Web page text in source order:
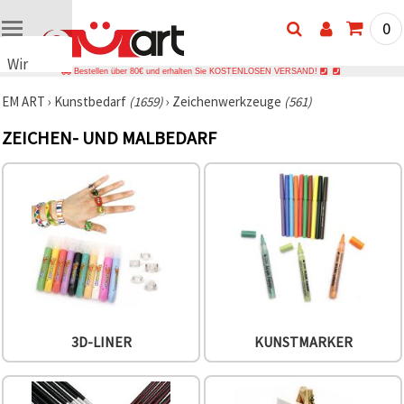
Wir
Cookies
verwenden
Technologien,
um das
ordnungsgemäße
Funktionieren
der Website
sicherzustellen,
Nutzungserlebnis
Ihrer
Einwilligung,
0
Bestellen über 80€ und erhalten Sie KOSTENLOSEN VERSAND!
EM ART › Kunstbedarf (1659)› Zeichenwerkzeuge (561)
ZEICHEN- UND MALBEDARF
3D-LINER KUNSTMARKER